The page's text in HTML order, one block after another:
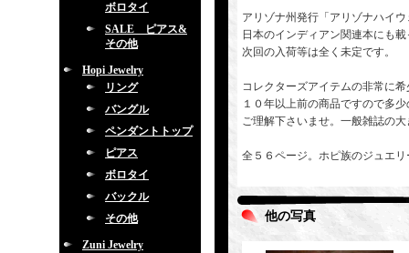
ボロタイ
SALE ピアス&
その他
Hopi Jewelry
リング
バングル
ペンダントトップ
ピアス
ボロタイ
バックル
その他
Zuni Jewelry
アリゾナ州発行「アリゾナハイ
日本のインディアン関連本にも
次回の入荷等は全く未定です。
コレクターズアイテムの非常に
１０年以上前の商品ですので多
ご理解下さいませ。一般雑誌の
全５６ページ。ホピ族のジュエ
他の写真